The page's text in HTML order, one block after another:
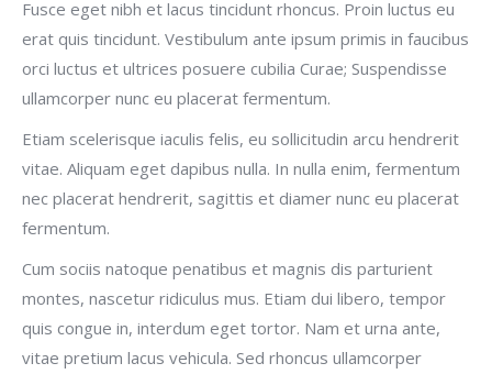
Fusce eget nibh et lacus tincidunt rhoncus. Proin luctus eu
erat quis tincidunt. Vestibulum ante ipsum primis in faucibus
orci luctus et ultrices posuere cubilia Curae; Suspendisse
ullamcorper nunc eu placerat fermentum.
Etiam scelerisque iaculis felis, eu sollicitudin arcu hendrerit
vitae. Aliquam eget dapibus nulla. In nulla enim, fermentum
nec placerat hendrerit, sagittis et diamer nunc eu placerat
fermentum.
Cum sociis natoque penatibus et magnis dis parturient
montes, nascetur ridiculus mus. Etiam dui libero, tempor
quis congue in, interdum eget tortor. Nam et urna ante,
vitae pretium lacus vehicula. Sed rhoncus ullamcorper